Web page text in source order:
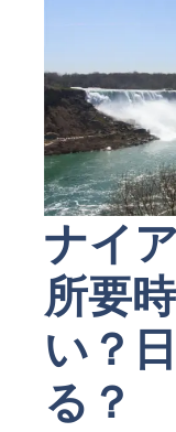
ナイ
所要
い？
る？